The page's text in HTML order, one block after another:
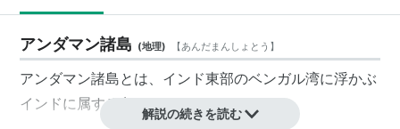
アンダマン諸島 (地理) 【あんだまんしょとう 】
アンダマン諸島とは、インド東部のベンガル湾に浮かぶ
インドに属する島々。
解説の続きを読む